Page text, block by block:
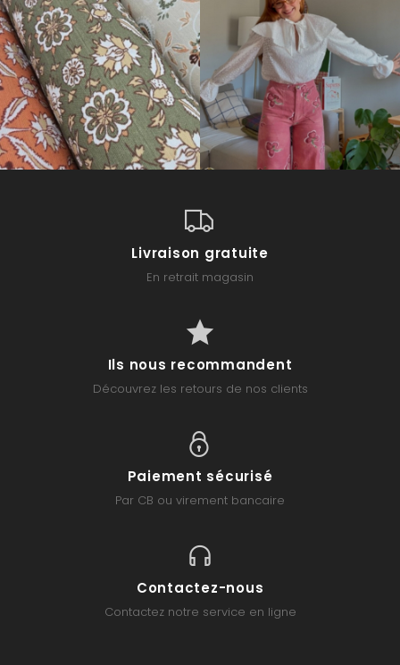
Livraison gratuite
En retrait magasin
Ils nous recommandent
Découvrez les retours de nos clients
Paiement sécurisé
Par CB ou virement bancaire
Contactez-nous
Contactez notre service en ligne